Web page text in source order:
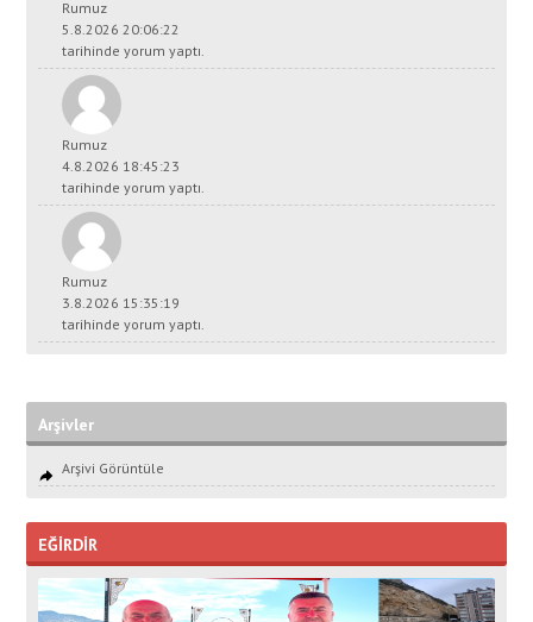
Rumuz
5.8.2026 20:06:22
tarihinde yorum yaptı.
Rumuz
4.8.2026 18:45:23
tarihinde yorum yaptı.
Rumuz
3.8.2026 15:35:19
tarihinde yorum yaptı.
Arşivler
Arşivi Görüntüle
EĞİRDİR